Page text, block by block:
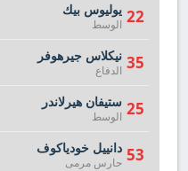
22 يوليوس بيك
الوسط
35 نيكلاس جيرهوفر
الدفاع
25 ستيفان هيرلاندر
الوسط
53 دانييل خودياكوف
حارس مرمى